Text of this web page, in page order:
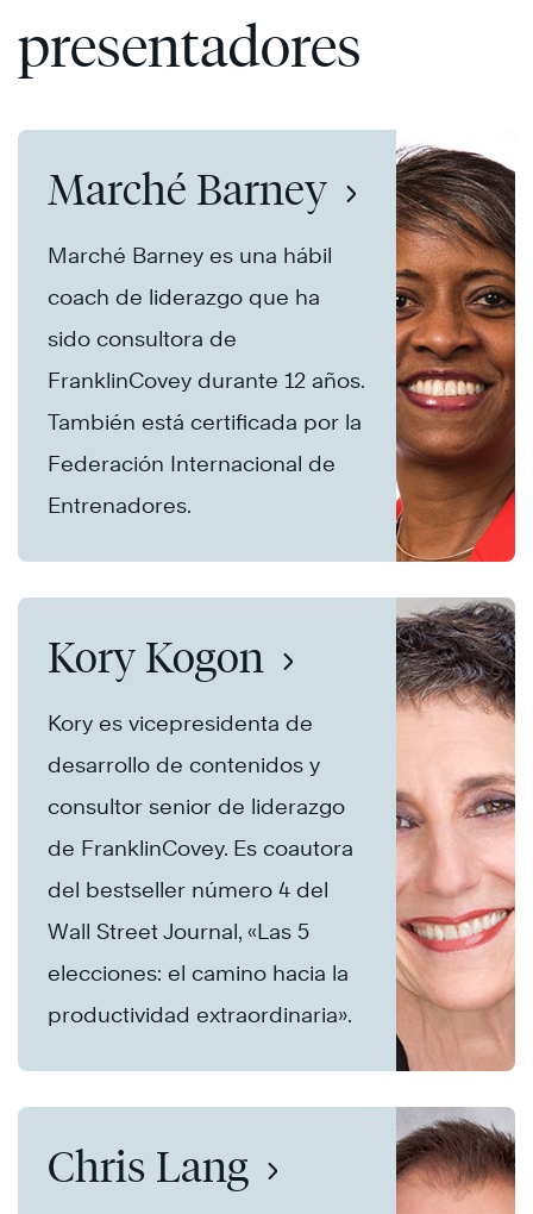
presentadores
Marché Barney
Marché Barney es una hábil
coach de liderazgo que ha
sido consultora de
FranklinCovey durante 12 años.
También está certificada por la
Federación Internacional de
Entrenadores.
Kory Kogon
Kory es vicepresidenta de
desarrollo de contenidos y
consultor senior de liderazgo
de FranklinCovey. Es coautora
del bestseller número 4 del
Wall Street Journal, «Las 5
elecciones: el camino hacia la
productividad extraordinaria».
Chris Lang